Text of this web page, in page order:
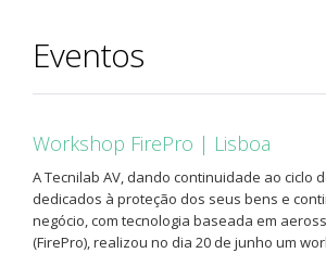
Eventos
Workshop FirePro | Lisboa
A Tecnilab AV, dando continuidade ao ciclo
dedicados à proteção dos seus bens e
negócio, com tecnologia baseada em
(FirePro), realizou no dia 20 de junho um